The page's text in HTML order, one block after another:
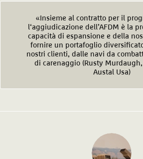
«Insieme al contratto per il
l‘aggiudicazione dell’AFDM è la
capacità di espansione e della
fornire un portafoglio
nostri clienti, dalle navi da
di carenaggio (Rusty
Austal Usa)